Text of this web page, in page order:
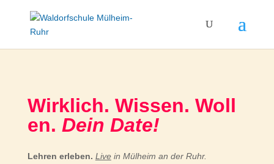
Wirklich. Wissen. Woll
en. Dein Date!
Lehren erleben. Livein Mülheim an der Ruhr.